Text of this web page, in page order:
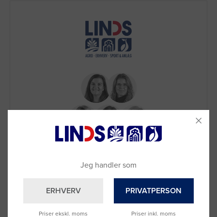
Vi sidder klar til at hjælpe dig.
Du kan også kontakte din lokale sælger
–
se oversigten her
Jeg handler som
ERHVERV
Priser ekskl. moms
PRIVATPERSON
Priser inkl. moms